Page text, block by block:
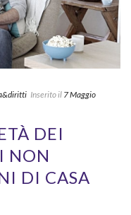
Inserito il 7 Maggio
DEI
NON
DI CASA